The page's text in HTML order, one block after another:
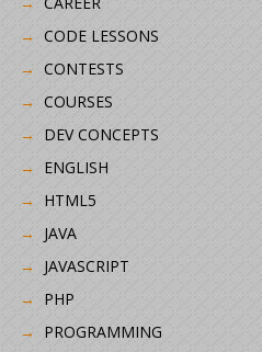
CODE LESSONS
CONTESTS
COURSES
DEV CONCEPTS
ENGLISH
HTML5
JAVA
JAVASCRIPT
PHP
PROGRAMMING